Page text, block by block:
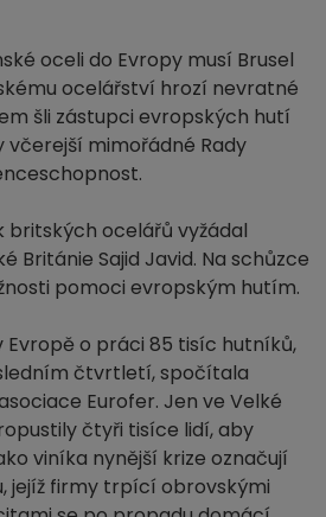
oceli do Evropy musí Brusel
ocelářství hrozí nevratné
šli zástupci evropských hutí
včerejší mimořádné Rady
britských ocelářů vyžádal
Británie Sajid Javid. Na schůzce
pomoci evropským hutím.
Evropě o práci 85 tisíc hutníků,
čtvrtletí, spočítala
Eurofer. Jen ve Velké
čtyři tisíce lidí, aby
viníka nynější krize označují
jejíž firmy trpící obrovskými